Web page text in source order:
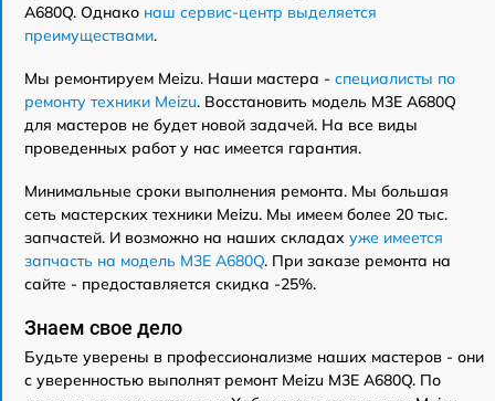
A680Q. Однако наш сервис-центр выделяется
преимуществами.
Мы ремонтируем Meizu. Наши мастера - специалисты по
ремонту техники Meizu. Восстановить модель M3E A680Q
для мастеров не будет новой задачей. На все виды
проведенных работ у нас имеется гарантия.
Минимальные сроки выполнения ремонта. Мы большая
сеть мастерских техники Meizu. Мы имеем более 20 тыс.
запчастей. И возможно на наших складах уже имеется
запчасть на модель M3E A680Q. При заказе ремонта на
сайте - предоставляется скидка -25%.
Знаем свое дело
Будьте уверены в профессионализме наших мастеров - они
с уверенностью выполнят ремонт Meizu M3E A680Q. По